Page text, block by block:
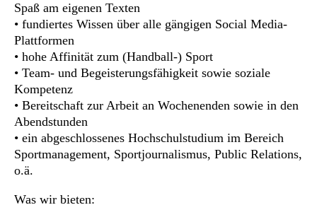
Spaß am eigenen Texten
• fundiertes Wissen über alle gängigen Social Media-
Plattformen
• hohe Affinität zum (Handball-) Sport
• Team- und Begeisterungsfähigkeit sowie soziale
Kompetenz
• Bereitschaft zur Arbeit an Wochenenden sowie in den
Abendstunden
• ein abgeschlossenes Hochschulstudium im Bereich
Sportmanagement, Sportjournalismus, Public Relations,
o.ä.
Was wir bieten: